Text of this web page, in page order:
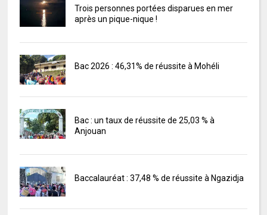
Trois personnes portées disparues en mer
après un pique-nique !
Bac 2026 : 46,31% de réussite à Mohéli
Bac : un taux de réussite de 25,03 % à
Anjouan
Baccalauréat : 37,48 % de réussite à Ngazidja